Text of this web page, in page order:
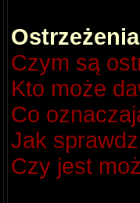
Czym są
Kto może
Co
Jak
Czy jest